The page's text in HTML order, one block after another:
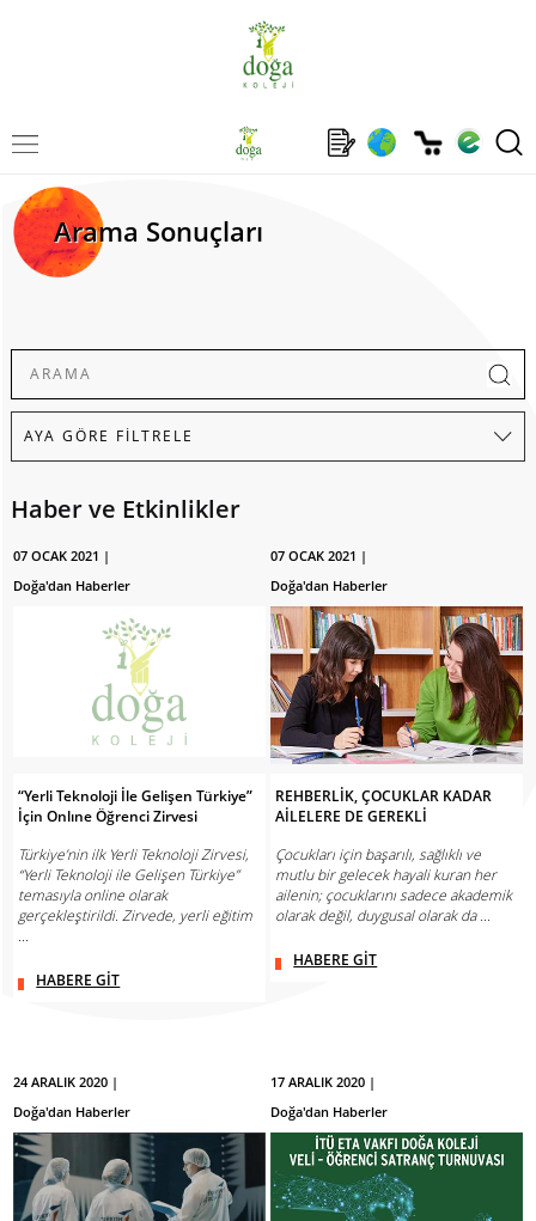
Arama Sonuçları
Haber ve Etkinlikler
07 OCAK 2021 |
Doğa'dan Haberler
“Yerli Teknoloji İle Gelişen Türkiye”
İçin Onlıne Öğrenci Zirvesi
Türkiye’nin ilk Yerli Teknoloji Zirvesi,
“Yerli Teknoloji ile Gelişen Türkiye”
temasıyla online olarak
gerçekleştirildi. Zirvede, yerli eğitim
...
HABERE GİT
07 OCAK 2021 |
Doğa'dan Haberler
REHBERLİK, ÇOCUKLAR KADAR
AİLELERE DE GEREKLİ
Çocukları için başarılı, sağlıklı ve
mutlu bir gelecek hayali kuran her
ailenin; çocuklarını sadece akademik
olarak değil, duygusal olarak da ...
HABERE GİT
24 ARALIK 2020 |
Doğa'dan Haberler
17 ARALIK 2020 |
Doğa'dan Haberler